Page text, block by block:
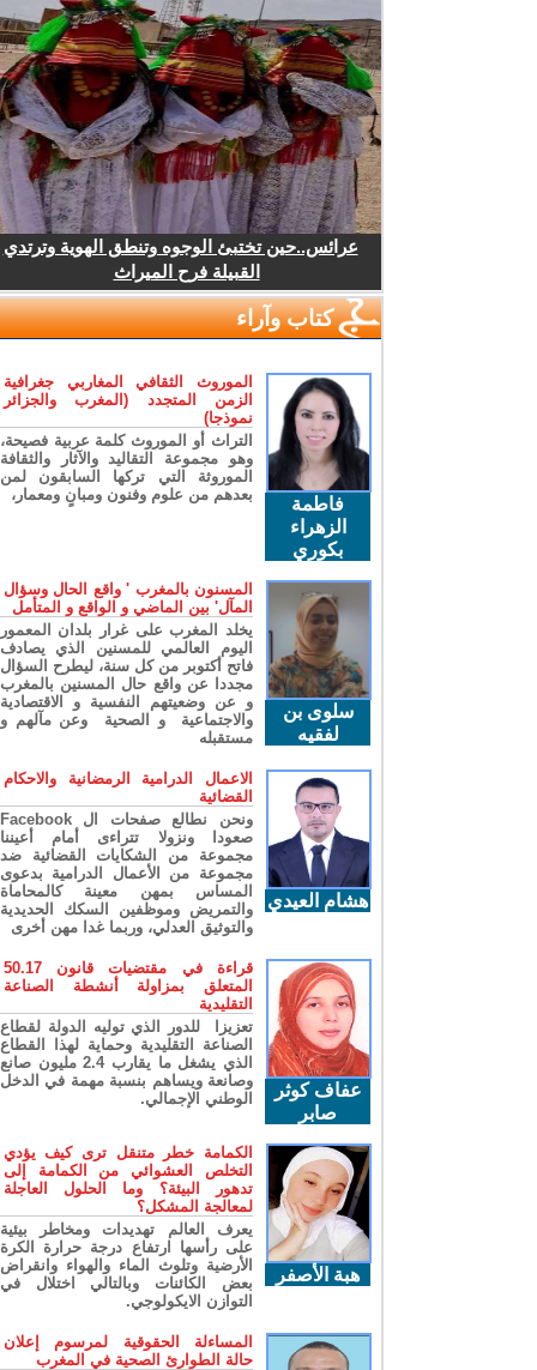
عرائس..حين تختبئ الوجوه وتنطق الهوية وترتدي
القبيلة فرح الميراث
كتاب وآراء
فاطمة
الزهراء
بكوري
الموروث الثقافي المغاربي جغرافية
الزمن المتجدد (المغرب والجزائر
نموذجا)
التراث أو الموروث كلمة عربية فصيحة،
وهو مجموعة التقاليد والآثار والثقافة
الموروثة التي تركها السابقون لمن
بعدهم من علوم وفنون ومبانٍ ومعمار،
سلوى بن
لفقيه
المسنون بالمغرب ' واقع الحال وسؤال
المآل' بين الماضي و الواقع و المتأمل
يخلد المغرب على غرار بلدان المعمور
اليوم العالمي للمسنين الذي يصادف
فاتح أكتوبر من كل سنة، ليطرح السؤال
مجددا عن واقع حال المسنين بالمغرب
و عن وضعيتهم النفسية و الاقتصادية
والاجتماعية و الصحية وعن مآلهم و
مستقبله
هشام العيدي
الاعمال الدرامية الرمضانية والاحكام
القضائية
ونحن نطالع صفحات ال Facebook
صعودا ونزولا تتراءى أمام أعيننا
مجموعة من الشكايات القضائية ضد
مجموعة من الأعمال الدرامية بدعوى
المساس بمهن معينة كالمحاماة
والتمريض وموظفين السكك الحديدية
والتوثيق العدلي، وربما غدا مهن أخرى
عفاف كوثر
صابر
قراءة في مقتضيات قانون 50.17
المتعلق بمزاولة أنشطة الصناعة
التقليدية
تعزيزا للدور الذي توليه الدولة لقطاع
الصناعة التقليدية وحماية لهذا القطاع
الذي يشغل ما يقارب 2.4 مليون صانع
وصانعة ويساهم بنسبة مهمة في الدخل
الوطني الإجمالي.
هبة الأصفر
الكمامة خطر متنقل ترى كيف يؤدي
التخلص العشوائي من الكمامة إلى
تدهور البيئة؟ وما الحلول العاجلة
لمعالجة المشكل؟
يعرف العالم تهديدات ومخاطر بيئية
على رأسها ارتفاع درجة حرارة الكرة
الأرضية وتلوث الماء والهواء وانقراض
بعض الكائنات وبالتالي اختلال في
التوازن الايكولوجي.
المساءلة الحقوقية لمرسوم إعلان
حالة الطوارئ الصحية في المغرب